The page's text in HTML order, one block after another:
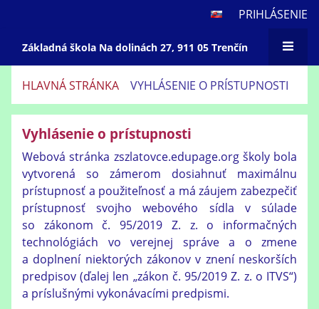
PRIHLÁSENIE
Základná škola Na dolinách 27, 911 05 Trenčín
HLAVNÁ STRÁNKA VYHLÁSENIE O PRÍSTUPNOSTI
Vyhlásenie
prístupnosti
Vyhlásenie o prístupnosti
Webová stránka zszlatovce.edupage.org školy bola
vytvorená so zámerom dosiahnuť maximálnu
prístupnosť a použiteľnosť a má záujem zabezpečiť
prístupnosť svojho webového sídla v súlade
so zákonom č. 95/2019 Z. z. o informačných
technológiách vo verejnej správe a o zmene
a doplnení niektorých zákonov v znení neskorších
predpisov (ďalej len „zákon č. 95/2019 Z. z. o ITVS“)
a príslušnými vykonávacími predpismi.